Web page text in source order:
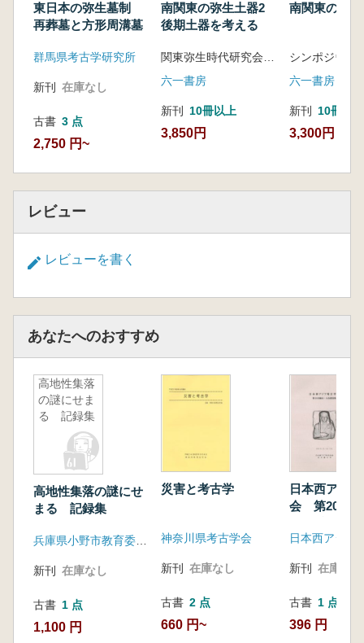
東日本の弥生墓制
再葬墓と方形周溝墓
群馬県考古学研究所
新刊 在庫なし
古書 3 点
2,750 円~
南関東の弥生土器2
後期土器を考える
六一書房
新刊 10冊以上
3,850円
南関東の弥
六一書房
新刊 10冊以上
3,300円
レビュー
レビューを書く
あなたへのおすすめ
高地性集落
の謎にせま
る 記録集
高地性集落の謎にせ
まる 記録集
兵庫県小野市教育委員会
新刊 在庫なし
古書 1 点
1,100 円
災害と考古学
神奈川県考古学会
新刊 在庫なし
古書 2 点
660 円~
日本西アジ
会 第20回総
日本西アジア
新刊 在庫なし
古書 1 点
396 円